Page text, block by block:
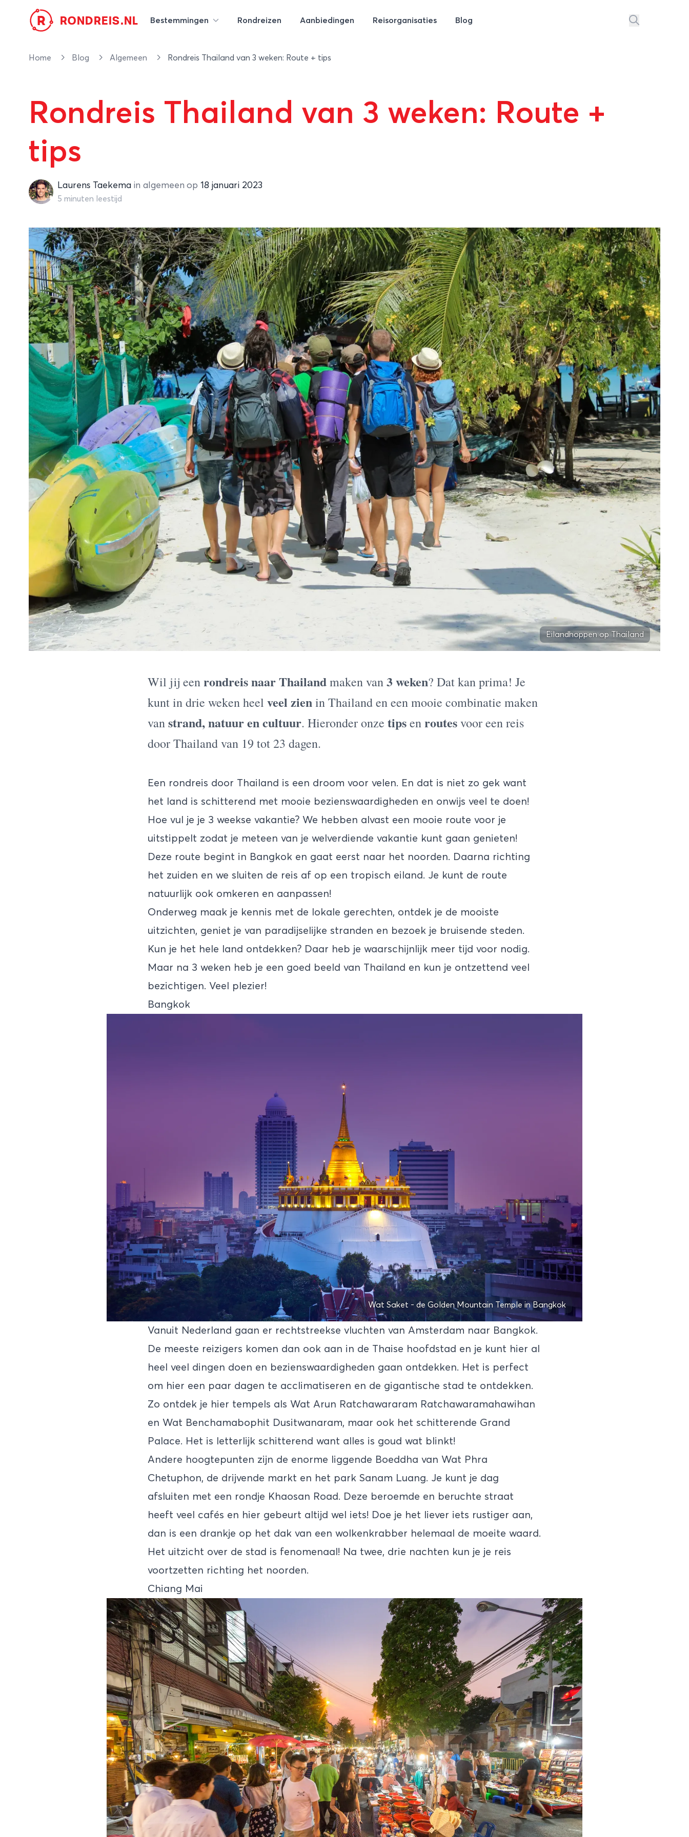
R RONDREIS.NL Bestemmingen Rondreizen Aanbiedingen Reisorganisaties Blog
Home Blog Algemeen Rondreis Thailand van 3 weken: Route + tips
Rondreis Thailand van 3 weken: Route +
tips
Laurens Taekema
Laurens Taekema in algemeen op 18 januari 2023
5 minuten leestijd
Eilandhoppen op Thailand
Wil jij eenrondreis naar Thailandmaken van3 weken? Dat kan prima! Je
kunt in drie weken heel veel zienin Thailand en een mooie combinatie maken
vanstrand, natuur en cultuur. Hieronder onze tipsenroutesvoor een reis
door Thailand van 19 tot 23 dagen.
Een rondreis door Thailand is een droom voor velen. En dat is niet zo gek want
het land is schitterend met mooie bezienswaardigheden en onwijs veel te doen!
Hoe vul je je 3 weekse vakantie? We hebben alvast een mooie route voor je
uitstippelt zodat je meteen van je welverdiende vakantie kunt gaan genieten!
Deze route begint in Bangkok en gaat eerst naar het noorden. Daarna richting
het zuiden en we sluiten de reis af op een tropisch eiland. Je kunt de route
natuurlijk ook omkeren en aanpassen!
Onderweg maak je kennis met de lokale gerechten, ontdek je de mooiste
uitzichten, geniet je van paradijselijke stranden en bezoek je bruisende steden.
Kun je het hele land ontdekken? Daar heb je waarschijnlijk meer tijd voor nodig.
Maar na 3 weken heb je een goed beeld van Thailand en kun je ontzettend veel
bezichtigen. Veel plezier!
Bangkok
Wat Saket - de Golden Mountain Temple in Bangkok
Vanuit Nederland gaan er rechtstreekse vluchten van Amsterdam naar Bangkok.
De meeste reizigers komen dan ook aan in de Thaise hoofdstad en je kunt hier al
heel veel dingen doen en bezienswaardigheden gaan ontdekken. Het is perfect
om hier een paar dagen te acclimatiseren en de gigantische stad te ontdekken.
Zo ontdek je hier tempels als Wat Arun Ratchawararam Ratchawaramahawihan
en Wat Benchamabophit Dusitwanaram, maar ook het schitterende Grand
Palace. Het is letterlijk schitterend want alles is goud wat blinkt!
Andere hoogtepunten zijn de enorme liggende Boeddha van Wat Phra
Chetuphon, de drijvende markt en het park Sanam Luang. Je kunt je dag
afsluiten met een rondje Khaosan Road. Deze beroemde en beruchte straat
heeft veel cafés en hier gebeurt altijd wel iets! Doe je het liever iets rustiger aan,
dan is een drankje op het dak van een wolkenkrabber helemaal de moeite waard.
Het uitzicht over de stad is fenomenaal! Na twee, drie nachten kun je je reis
voortzetten richting het noorden.
Chiang Mai